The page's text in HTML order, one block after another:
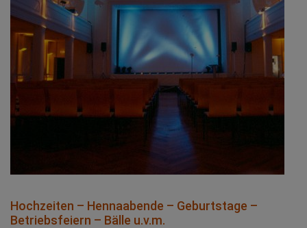
Hochzeiten – Hennaabende – Geburtstage –
Betriebsfeiern – Bälle u.v.m.